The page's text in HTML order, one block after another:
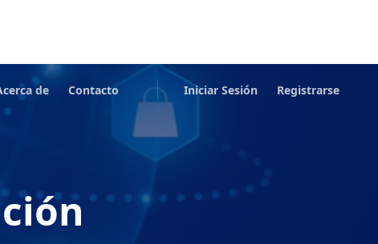
de Contacto Iniciar Sesión Registrarse